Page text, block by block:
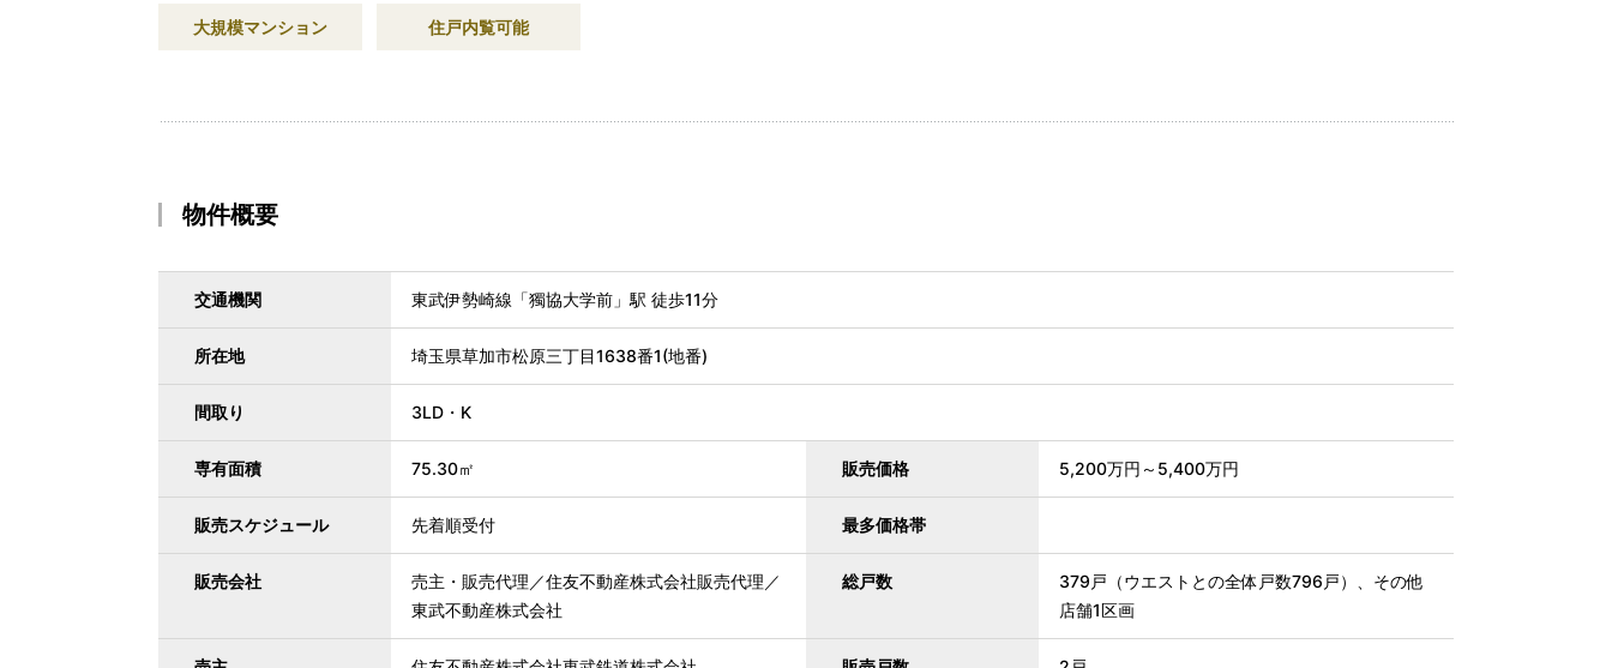
大規模マンション 住戸内覧可能
物件概要
交通機関 東武伊勢崎線「獨協大学前」駅 徒歩11分
所在地 埼玉県草加市松原三丁目1638番1(地番)
間取り 3LD・K
専有面積 75.30㎡ 販売価格 5,200万円～5,400万円
販売スケジュール 先着順受付 最多価格帯
販売会社
売主・販売代理／住友不動産株式会社販売代理／
東武不動産株式会社
総戸数
379戸（ウエストとの全体戸数796戸）、その他
店舗1区画